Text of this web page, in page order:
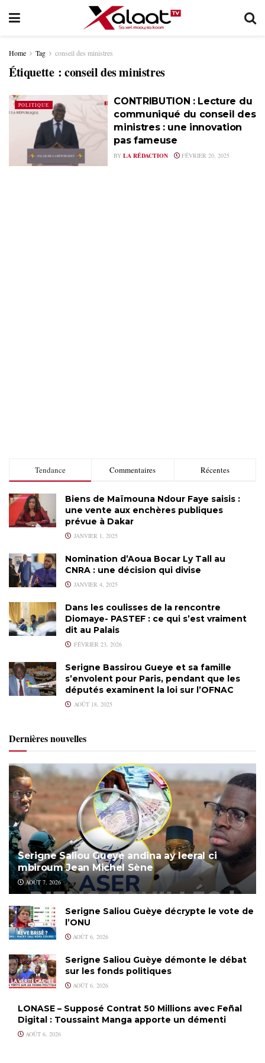
Home Tag conseil des ministres
Étiquette :conseil des ministres
POLITIQUE
CONTRIBUTION : Lecture du
communiqué du conseil des
ministres : une innovation
pas fameuse
BY LA RÉDACTION FÉVRIER 20, 2025
Tendance Commentaires Récentes
Biens de Maïmouna Ndour Faye saisis :
une vente aux enchères publiques
prévue à Dakar
JANVIER 1, 2025
Nomination d’Aoua Bocar Ly Tall au
CNRA : une décision qui divise
JANVIER 4, 2025
Dans les coulisses de la rencontre
Diomaye- PASTEF : ce qui s’est vraiment
dit au Palais
FÉVRIER 23, 2026
Serigne Bassirou Gueye et sa famille
s’envolent pour Paris, pendant que les
députés examinent la loi sur l’OFNAC
AOÛT 18, 2025
Dernières nouvelles
Serigne Saliou Gueye andina ay leeral ci
mbiroum Jean Michel Sène
AOÛT 7, 2026
Serigne Saliou Guèye décrypte le vote de
l’ONU
AOÛT 6, 2026
Serigne Saliou Guèye démonte le débat
sur les fonds politiques
AOÛT 6, 2026
LONASE – Supposé Contrat 50 Millions avec Feñal
Digital : Toussaint Manga apporte un démenti
AOÛT 6, 2026